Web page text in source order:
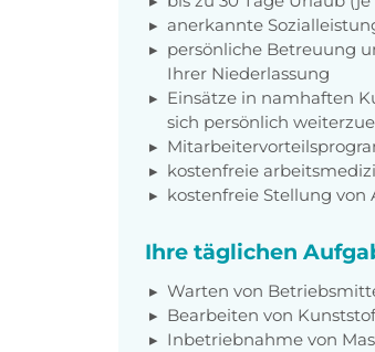
anerkannte
persönliche Betreuung
Ihrer Niederlassung
Einsätze in namhaften
sich persönlich
kostenfreie
kostenfreie Stellung
Ihre täglichen
Warten von
Bearbeiten von
Inbetriebnahme von